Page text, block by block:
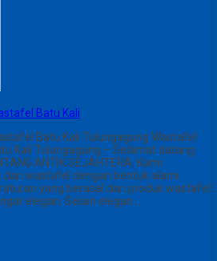
Batu Kali
Batu Kali Tulungagung Wastafel
Kali Tulungagung – Selamat datang
ANTIK SEJAHTERA. Kami
wastafel dengan bentuk alami.
yang berasal dari produk wastafel
elegan. Selain elegan…